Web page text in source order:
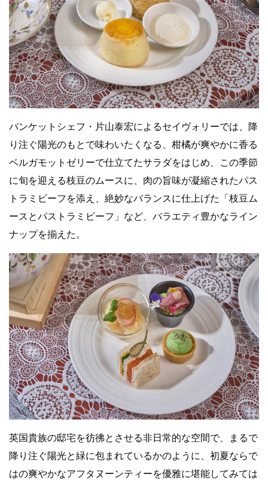
バンケットシェフ・片山泰宏によるセイヴォリーでは、降
り注ぐ陽光のもとで味わいたくなる、柑橘が爽やかに香る
ベルガモットゼリーで仕立てたサラダをはじめ、この季節
に旬を迎える枝豆のムースに、肉の旨味が凝縮されたパス
トラミビーフを添え、絶妙なバランスに仕上げた「枝豆ム
ースとパストラミビーフ」など、バラエティ豊かなライン
ナップを揃えた。
英国貴族の邸宅を彷彿とさせる非日常的な空間で、まるで
降り注ぐ陽光と緑に包まれているかのように、初夏ならで
はの爽やかなアフタヌーンティーを優雅に堪能してみては